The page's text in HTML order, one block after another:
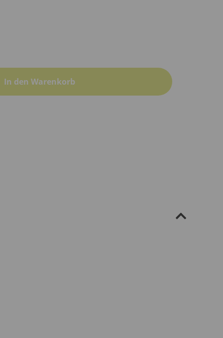
In den Warenkorb